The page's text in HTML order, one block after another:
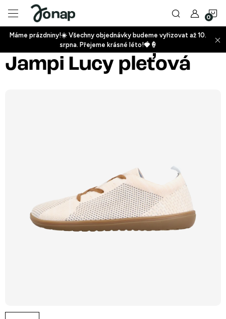
obsah
+
Máme prázdniny!☀️ Všechny objednávky budeme vyřizovat až 10.
srpna. Přejeme krásné léto!🍓🍦
Jampi Lucy pleťová